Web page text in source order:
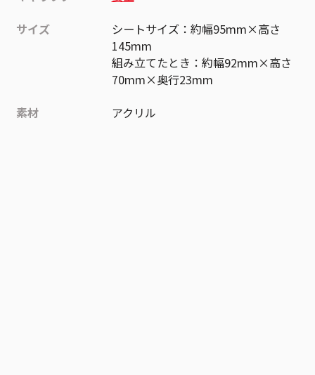
サイズ
シートサイズ：約幅95mm×高さ
145mm
組み立てたとき：約幅92mm×高さ
70mm×奥行23mm
素材
アクリル